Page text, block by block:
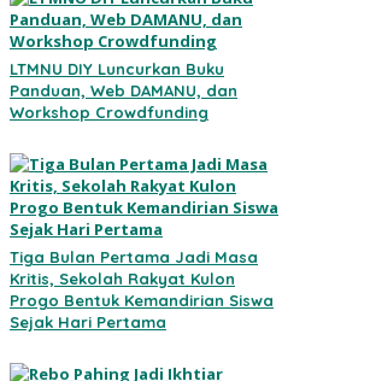
LTMNU DIY Luncurkan Buku
Panduan, Web DAMANU, dan
Workshop Crowdfunding
Tiga Bulan Pertama Jadi Masa
Kritis, Sekolah Rakyat Kulon
Progo Bentuk Kemandirian Siswa
Sejak Hari Pertama